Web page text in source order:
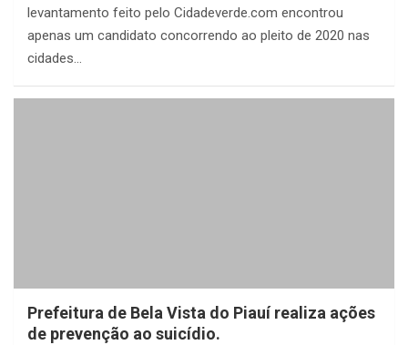
levantamento feito pelo Cidadeverde.com encontrou
apenas um candidato concorrendo ao pleito de 2020 nas
cidades…
Prefeitura de Bela Vista do Piauí realiza ações
de prevenção ao suicídio.